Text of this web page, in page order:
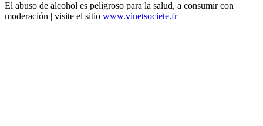
El abuso de alcohol es peligroso para la salud, a consumir con
moderación | visite el sitio www.vinetsociete.fr